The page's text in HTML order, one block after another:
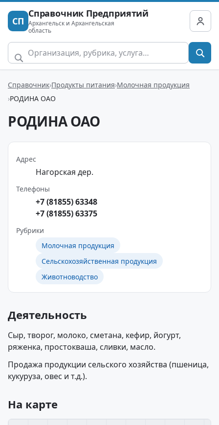
СП
Справочник Предприятий
Архангельск и Архангельская
область
Справочник Продукты питания Молочная продукция
РОДИНА ОАО
РОДИНА ОАО
Адрес
Нагорская дер.
Телефоны
+7 (81855) 63348
+7 (81855) 63375
Рубрики
Молочная продукция
Сельскохозяйственная продукция
Животноводство
Деятельность
Сыр, творог, молоко, сметана, кефир, йогурт,
ряженка, простокваша, сливки, масло.
Продажа продукции сельского хозяйства (пшеница,
кукуруза, овес и т.д.).
На карте